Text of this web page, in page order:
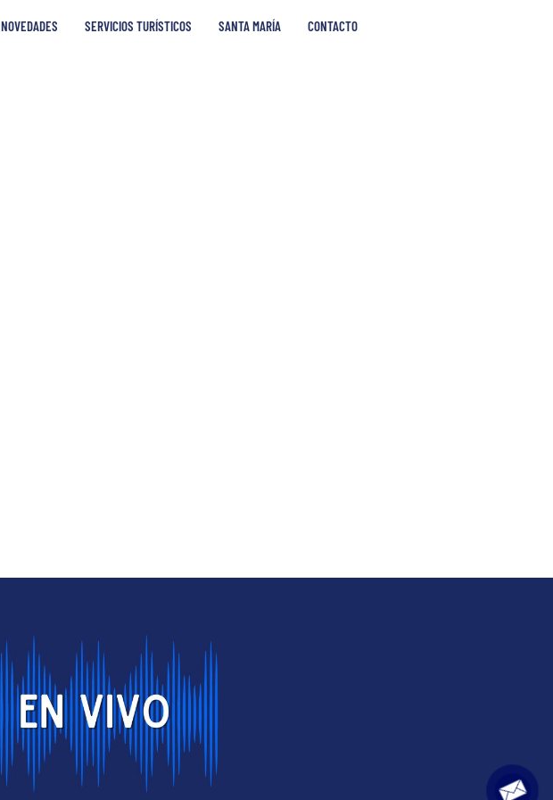
NOVEDADES SERVICIOS TURÍSTICOS SANTA MARÍA CONTACTO